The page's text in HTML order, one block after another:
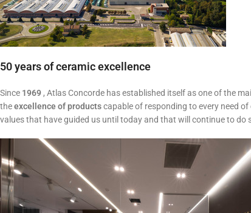
50 years of ceramic excellence
Since 1969 , Atlas Concorde has established itself as one of the
theexcellence of productscapable of responding to every need
values ​​that have guided us until today and that will continue to do